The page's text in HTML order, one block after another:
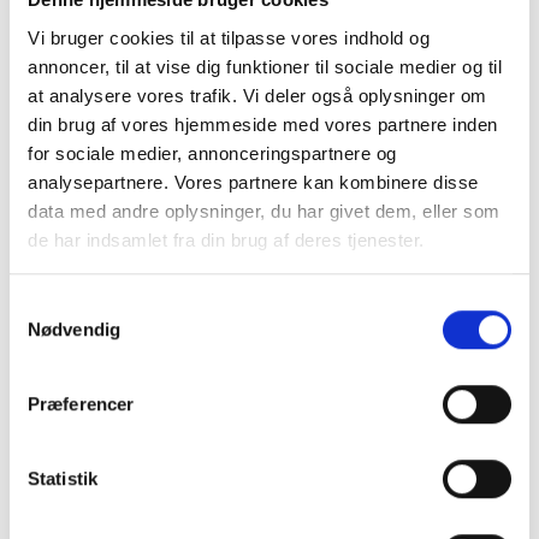
Vi bruger cookies til at tilpasse vores indhold og
annoncer, til at vise dig funktioner til sociale medier og til
at analysere vores trafik. Vi deler også oplysninger om
din brug af vores hjemmeside med vores partnere inden
for sociale medier, annonceringspartnere og
analysepartnere. Vores partnere kan kombinere disse
data med andre oplysninger, du har givet dem, eller som
de har indsamlet fra din brug af deres tjenester.
Nødvendig
Præferencer
Statistik
oplever smerter. Hvis arbejdspresset er højt, eller trivslen er lav,
kan det måske forstærke smerterne. Omvendt kan et arbejdsmiljø
præget af tryghed og god trivsel bidrage til at smerter opleves
som mindre begrænsende eller belastende.
At få støtte fra kollegaer, chefer eller ledere kan øge trygheden på
arbejdspladsen – og stærke og støttende relationer kan gøre en
forskel for dine smerter, og hvor meget de fylder og begrænser
dig i hverdagen.
Ved at skabe en åben dialog om smerter på arbejdspladsen kan
medarbejders følelse af tryghed. Det handler om at give plads til,